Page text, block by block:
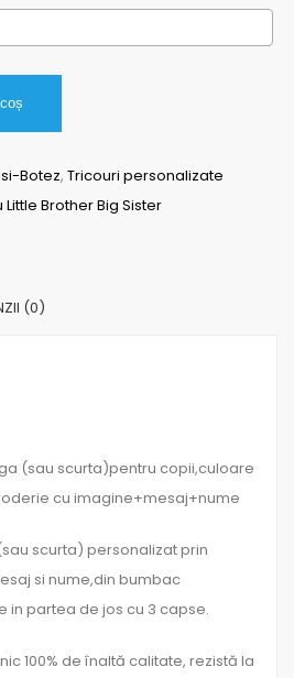
Botez, Tricouri personalizate
Brother Big Sister
(0)
(sau scurta)pentru copii,culoare
cu imagine+mesaj+nume
scurta) personalizat prin
si nume,din bumbac
in partea de jos cu 3 capse.
100% de înaltă calitate, rezistă la